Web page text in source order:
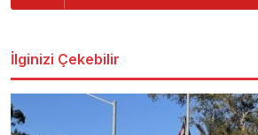
İlginizi Çekebilir